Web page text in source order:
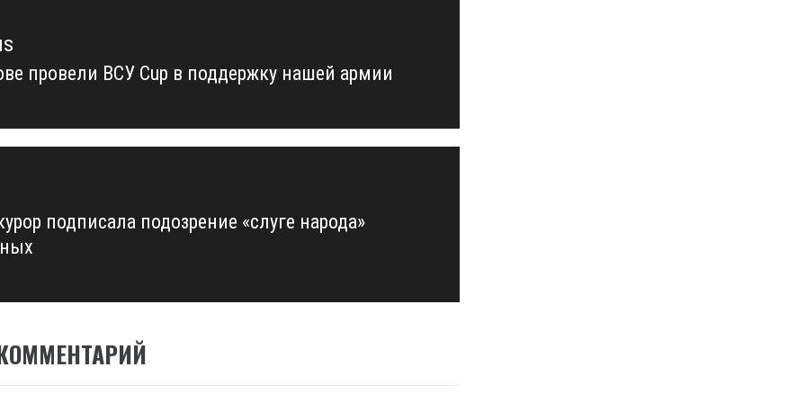
провели ВСУ Cup в поддержку нашей армии
подписала подозрение «слуге народа»